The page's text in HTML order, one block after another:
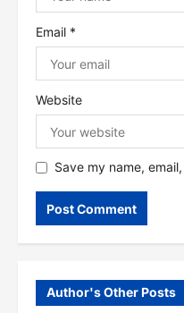
o
n
Email *
Website
Save my name,
Author's Other Posts